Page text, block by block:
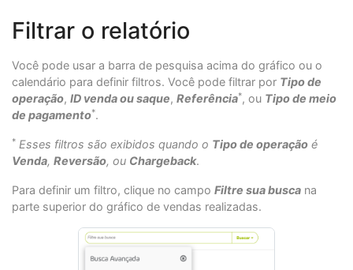
Filtrar o relatório
Você pode usar a barra de pesquisa acima do gráfico ou o
calendário para definir filtros. Você pode filtrar por Tipo de
operação, ID venda ou saque, Referência*, ou Tipo de meio
de pagamento*.
* Esses filtros são exibidos quando o Tipo de operação é
Venda, Reversão, ou Chargeback.
Para definir um filtro, clique no campo Filtre sua busca na
parte superior do gráfico de vendas realizadas.